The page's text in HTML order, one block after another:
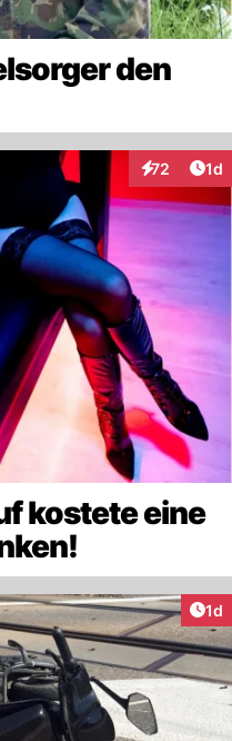
den
72 1d
kostete eine
1d